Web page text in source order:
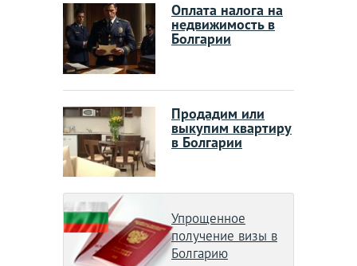
Оплата налога на
недвижимость в
Болгарии
Продадим или
выкупим квартиру
в Болгарии
Упрощенное
получение визы в
Болгарию